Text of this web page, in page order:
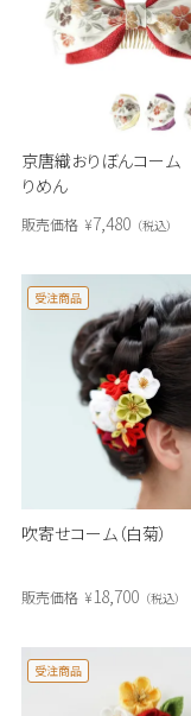
京唐織おりぼんコー
りめん
販売価格 ¥7,480 税込
吹寄せコーム（白菊）
受注商品
販売価格 ¥18,700 税込
受注商品